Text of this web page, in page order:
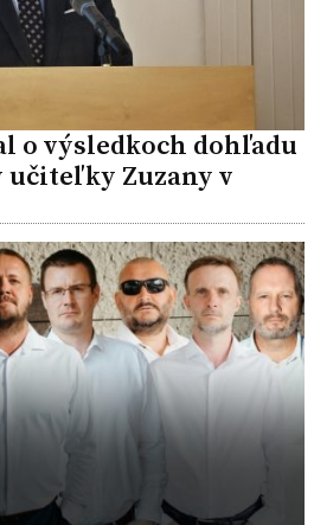
o výsledkoch dohľadu
učiteľky Zuzany v